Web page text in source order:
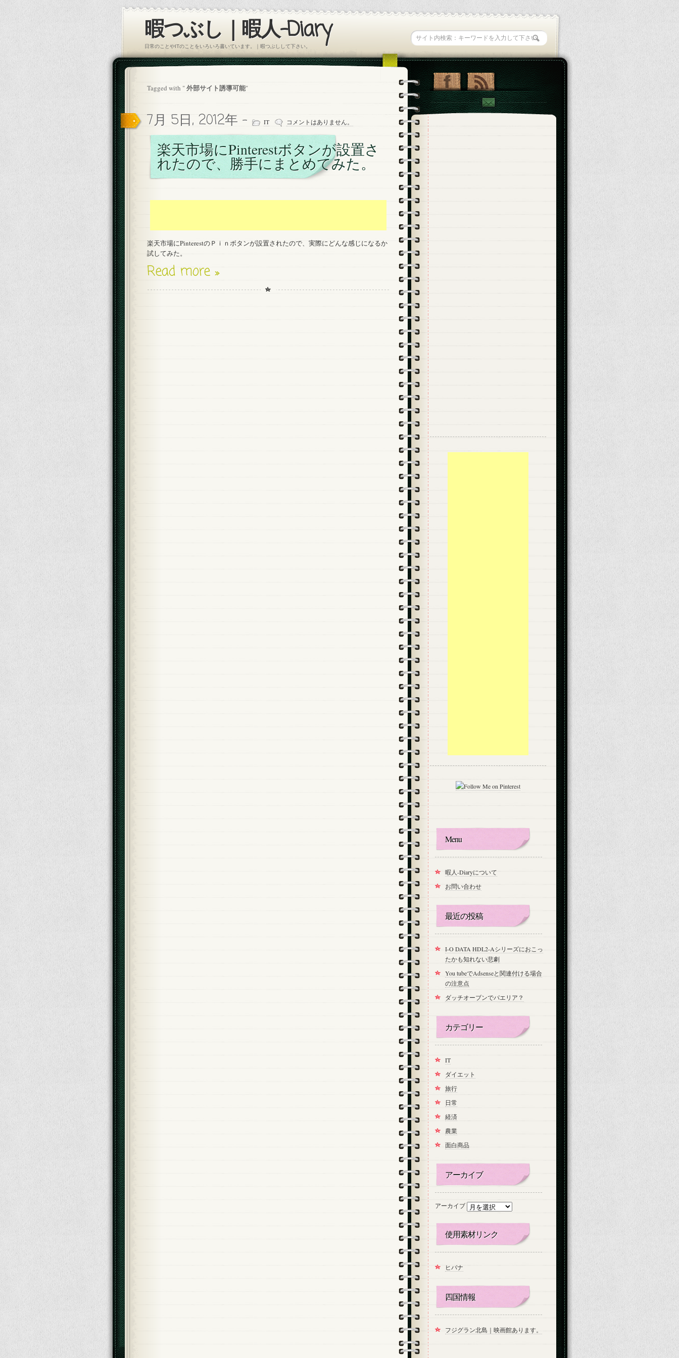
暇つぶし｜暇人-Diary
日常のことやITのことをいろいろ書いています。｜暇つぶしして下さい。
Tagged with "外部サイト誘導可能"
7月 5日, 2012年 - IT コメントはありません。
楽天市場にPinterestボタンが設置さ
れたので、勝手にまとめてみた。
楽天市場にPinterestのＰｉｎボタンが設置されたので、実際にどんな感じになるか
試してみた。
Read more »
Menu
暇人-Diaryについて
お問い合わせ
最近の投稿
I-O DATA HDL2-Aシリーズにおこっ
たかも知れない悲劇
You tubeでAdsenseと関連付ける場合
の注意点
ダッチオーブンでパエリア？
カテゴリー
IT
ダイエット
旅行
日常
経済
農業
面白商品
アーカイブ
アーカイブ
使用素材リンク
ヒバナ
四国情報
フジグラン北島｜映画館あります。